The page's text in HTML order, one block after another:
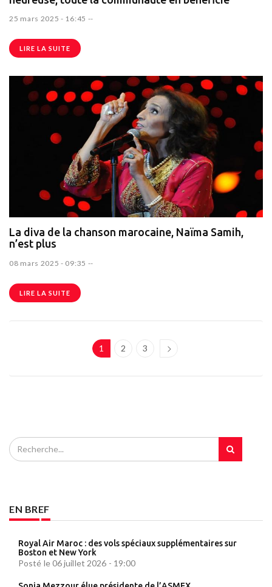
25 mars 2025 - 16:45 --
LIRE LA SUITE
La diva de la chanson marocaine, Naïma Samih,
n’est plus
08 mars 2025 - 09:35 --
LIRE LA SUITE
1 2 3
EN BREF
Royal Air Maroc : des vols spéciaux supplémentaires sur
Boston et New York
Posté le 06 juillet 2026 - 19:00